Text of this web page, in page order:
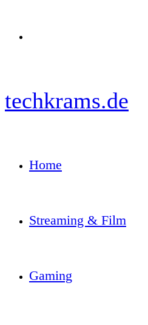
techkrams.de
Home
Streaming & Film
Gaming